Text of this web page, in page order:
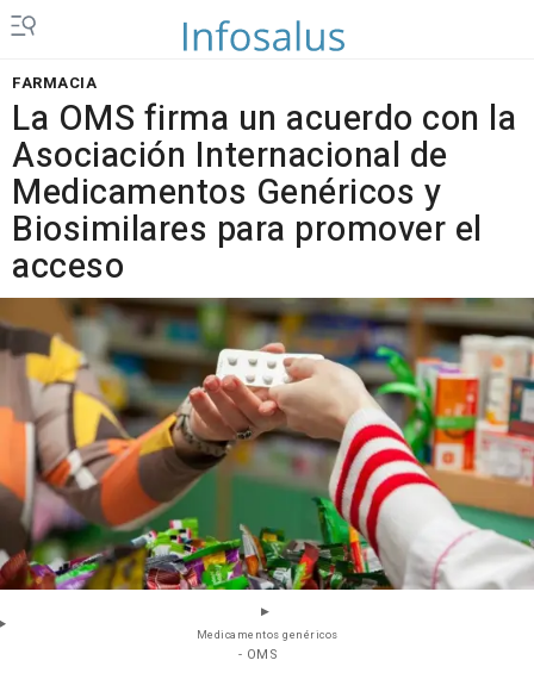
FARMACIA
La OMS firma un acuerdo con la
Asociación Internacional de
Medicamentos Genéricos y
Biosimilares para promover el
acceso
Medicamentos genéricos
- OMS